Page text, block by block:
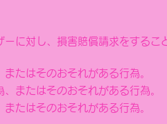
に対し、損害賠償請求をするこ
たはそのおそれがある行為。
またはそのおそれがある行為。
またはそのおそれがある行為。